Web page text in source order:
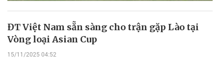
ĐT Việt Nam sẵn sàng cho trận gặp Lào tại
Vòng loại Asian Cup
15/11/2025 04:52